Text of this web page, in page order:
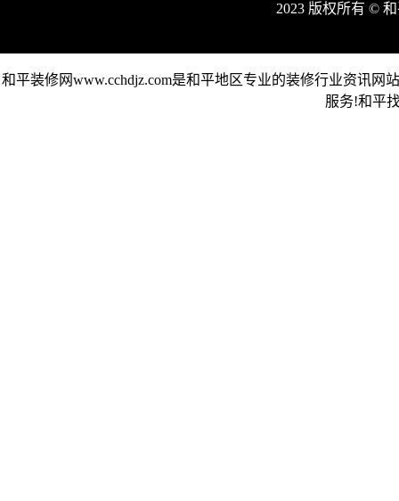
2023 版权所有 ©
和平装修网www.cchdjz.com是和平地区专业的装修行业资讯
服务!和平